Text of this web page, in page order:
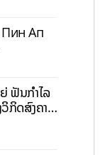
Ап
ຟັນກຳໄລ
ວິກິດສົງຄາມ